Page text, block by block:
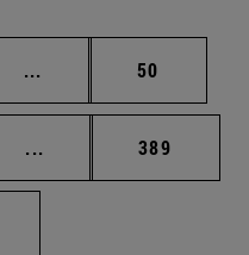
... Páginas intermedias
Página
50
... Páginas intermedias
Página
389